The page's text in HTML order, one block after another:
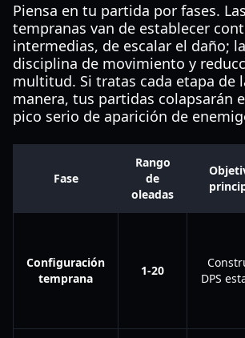
Piensa en tu partida por fases.
tempranas van de establecer
intermedias, de escalar el daño;
disciplina de movimiento y
multitud. Si tratas cada etapa de
manera, tus partidas colapsarán
pico serio de aparición de
Fase
Rango
de
oleadas
Configuración
temprana
1-20
DPS